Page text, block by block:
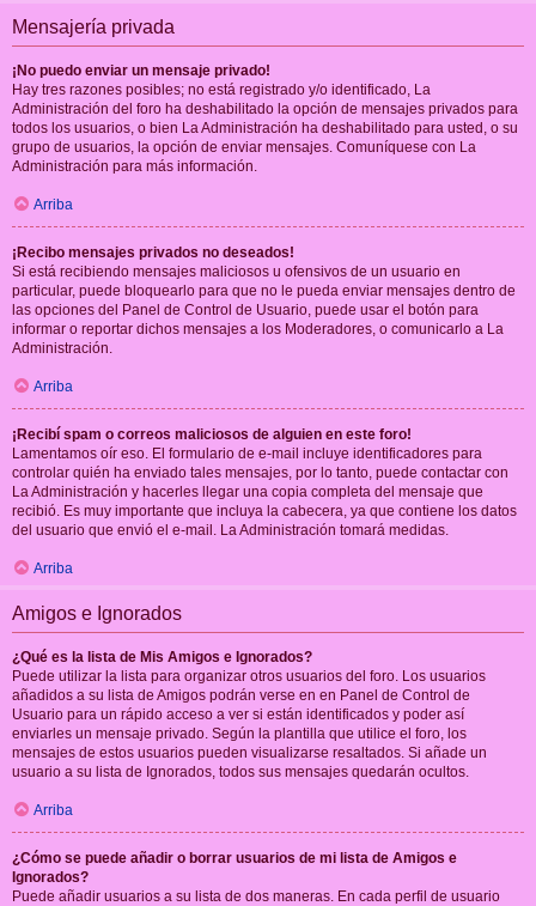
Mensajería privada
¡No puedo enviar un mensaje privado!
Hay tres razones posibles; no está registrado y/o identificado, La
Administración del foro ha deshabilitado la opción de mensajes privados para
todos los usuarios, o bien La Administración ha deshabilitado para usted, o su
grupo de usuarios, la opción de enviar mensajes. Comuníquese con La
Administración para más información.
Arriba
¡Recibo mensajes privados no deseados!
Si está recibiendo mensajes maliciosos u ofensivos de un usuario en
particular, puede bloquearlo para que no le pueda enviar mensajes dentro de
las opciones del Panel de Control de Usuario, puede usar el botón para
informar o reportar dichos mensajes a los Moderadores, o comunicarlo a La
Administración.
Arriba
¡Recibí spam o correos maliciosos de alguien en este foro!
Lamentamos oír eso. El formulario de e-mail incluye identificadores para
controlar quién ha enviado tales mensajes, por lo tanto, puede contactar con
La Administración y hacerles llegar una copia completa del mensaje que
recibió. Es muy importante que incluya la cabecera, ya que contiene los datos
del usuario que envió el e-mail. La Administración tomará medidas.
Arriba
Amigos e Ignorados
¿Qué es la lista de Mis Amigos e Ignorados?
Puede utilizar la lista para organizar otros usuarios del foro. Los usuarios
añadidos a su lista de Amigos podrán verse en en Panel de Control de
Usuario para un rápido acceso a ver si están identificados y poder así
enviarles un mensaje privado. Según la plantilla que utilice el foro, los
mensajes de estos usuarios pueden visualizarse resaltados. Si añade un
usuario a su lista de Ignorados, todos sus mensajes quedarán ocultos.
Arriba
¿Cómo se puede añadir o borrar usuarios de mi lista de Amigos e
Ignorados?
Puede añadir usuarios a su lista de dos maneras. En cada perfil de usuario